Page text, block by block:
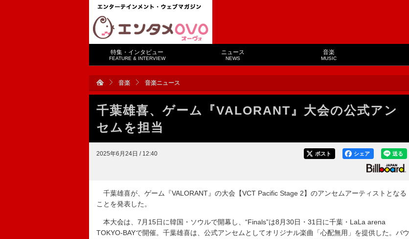
特集・インタビュー
FEATURE & INTERVIEW
ニュース
NEWS
音楽
MUSIC
音楽 音楽ニュース
千葉雄喜、ゲーム『VALORANT』大会の公式アン
セムを担当
2025年6月24日 / 12:40 送る
シェア
ポスト
千葉雄喜が、ゲーム『VALORANT』の大会【VCT Pacific Stage 2】のアンセムアーティストとなる
ことを発表した。
本大会は、7月15日に韓国・ソウルで開幕し、“Finals”は8月30日・31日に千葉・LaLa arena
TOKYO-BAYで開催。千葉雄喜は、公式アンセムとしてオリジナル楽曲「心配無用」を提供した。バウ